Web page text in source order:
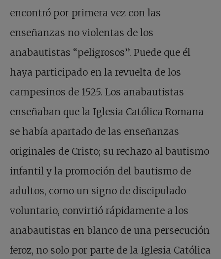
encontró por primera vez con las
enseñanzas no violentas de los
anabautistas “peligrosos”. Puede que él
haya participado en la revuelta de los
campesinos de 1525. Los anabautistas
enseñaban que la Iglesia Católica Romana
se había apartado de las enseñanzas
originales de Cristo; su rechazo al bautismo
infantil y la promoción del bautismo de
adultos, como un signo de discipulado
voluntario, convirtió rápidamente a los
anabautistas en blanco de una persecución
feroz, no solo por parte de la Iglesia Católica